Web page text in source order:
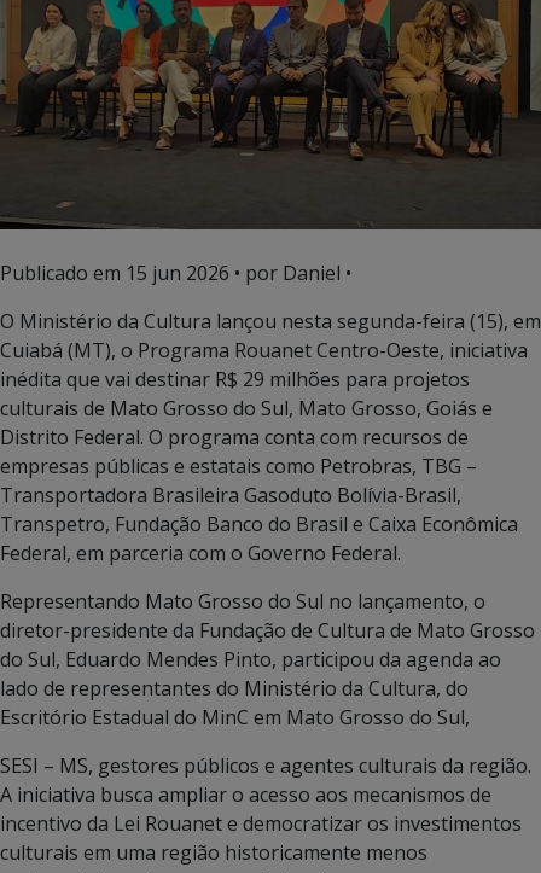
Publicado em 15 jun 2026 • por Daniel •
O Ministério da Cultura lançou nesta segunda-feira (15), em
Cuiabá (MT), o Programa Rouanet Centro-Oeste, iniciativa
inédita que vai destinar R$ 29 milhões para projetos
culturais de Mato Grosso do Sul, Mato Grosso, Goiás e
Distrito Federal. O programa conta com recursos de
empresas públicas e estatais como Petrobras, TBG –
Transportadora Brasileira Gasoduto Bolívia-Brasil,
Transpetro, Fundação Banco do Brasil e Caixa Econômica
Federal, em parceria com o Governo Federal.
Representando Mato Grosso do Sul no lançamento, o
diretor-presidente da Fundação de Cultura de Mato Grosso
do Sul, Eduardo Mendes Pinto, participou da agenda ao
lado de representantes do Ministério da Cultura, do
Escritório Estadual do MinC em Mato Grosso do Sul,
SESI – MS, gestores públicos e agentes culturais da região.
A iniciativa busca ampliar o acesso aos mecanismos de
incentivo da Lei Rouanet e democratizar os investimentos
culturais em uma região historicamente menos